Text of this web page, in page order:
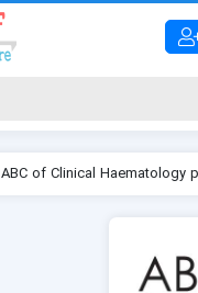
ABC of Clinical Haematology